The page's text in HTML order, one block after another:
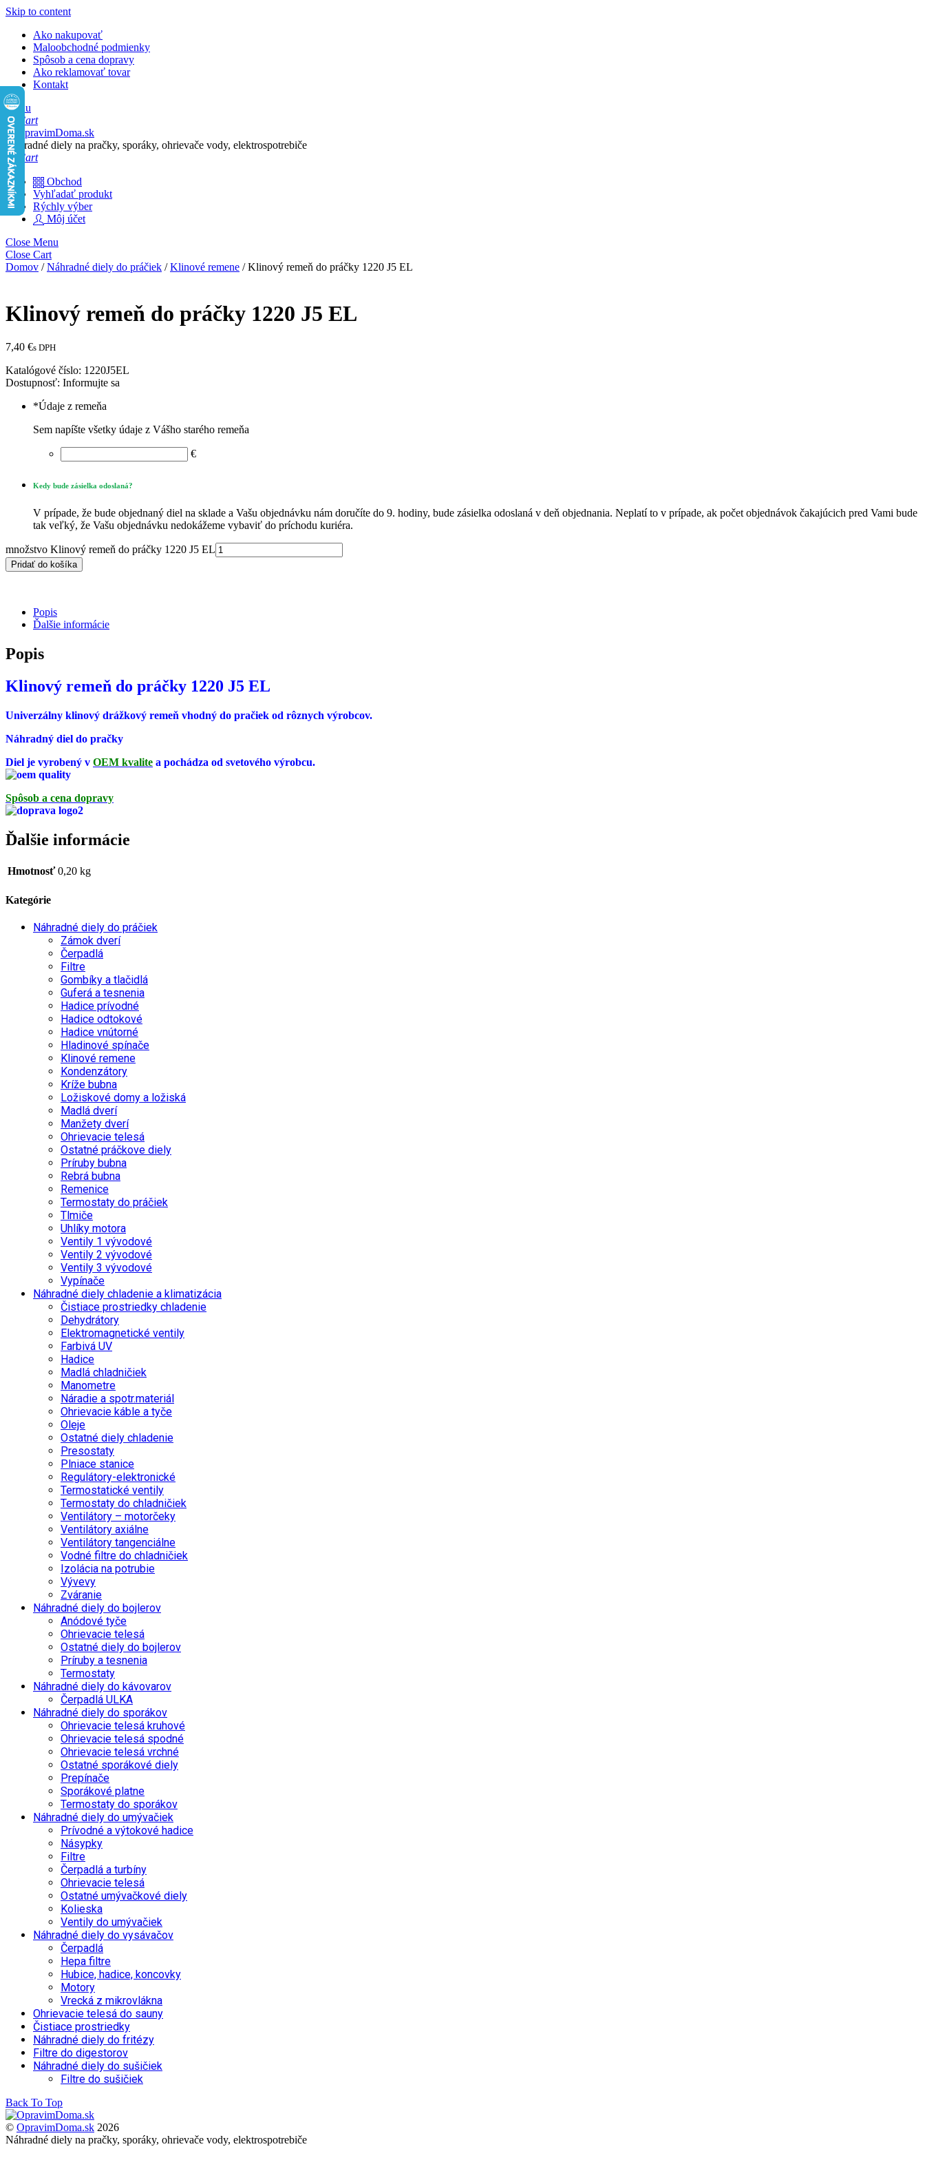
Skip to content
Ako nakupovať
Maloobchodné podmienky
Spôsob a cena dopravy
Ako reklamovať tovar
Kontakt
Menu
Cart
Náhradné diely na pračky, sporáky, ohrievače vody, elektrospotrebiče
Cart
Obchod
Vyhľadať produkt
Rýchly výber
Môj účet
Close Menu
Close Cart
Domov /Náhradné diely do práčiek /Klinové remene / Klinový remeň do práčky 1220 J5 EL
Klinový remeň do práčky 1220 J5 EL
7,40 €s DPH
Katalógové číslo: 1220J5EL
Dostupnosť: Informujte sa
*Údaje z remeňa
Sem napíšte všetky údaje z Vášho starého remeňa
€
Kedy bude zásielka odoslaná?
V prípade, že bude objednaný diel na sklade a Vašu objednávku nám doručíte do 9. hodiny, bude zásielka odoslaná v deň objednania. Neplatí to v prípade, ak počet objednávok čakajúcich pred Vami bude
tak veľký, že Vašu objednávku nedokážeme vybaviť do príchodu kuriéra.
množstvo Klinový remeň do práčky 1220 J5 EL
Pridať do košíka
Popis
Ďalšie informácie
Popis
Klinový remeň do práčky 1220 J5 EL
Univerzálny klinový drážkový remeň vhodný do pračiek od rôznych výrobcov.
Náhradný diel do pračky
Diel je vyrobený v OEM kvalite a pochádza od svetového výrobcu.
Spôsob a cena dopravy
Ďalšie informácie
Hmotnosť 0,20 kg
Kategórie
Náhradné diely do práčiek
Zámok dverí
Čerpadlá
Filtre
Gombíky a tlačidlá
Guferá a tesnenia
Hadice prívodné
Hadice odtokové
Hadice vnútorné
Hladinové spínače
Klinové remene
Kondenzátory
Kríže bubna
Ložiskové domy a ložiská
Madlá dverí
Manžety dverí
Ohrievacie telesá
Ostatné práčkove diely
Príruby bubna
Rebrá bubna
Remenice
Termostaty do práčiek
Tlmiče
Uhlíky motora
Ventily 1 vývodové
Ventily 2 vývodové
Ventily 3 vývodové
Vypínače
Náhradné diely chladenie a klimatizácia
Čistiace prostriedky chladenie
Dehydrátory
Elektromagnetické ventily
Farbivá UV
Hadice
Madlá chladničiek
Manometre
Náradie a spotr.materiál
Ohrievacie káble a tyče
Oleje
Ostatné diely chladenie
Presostaty
Plniace stanice
Regulátory-elektronické
Termostatické ventily
Termostaty do chladničiek
Ventilátory – motorčeky
Ventilátory axiálne
Ventilátory tangenciálne
Vodné filtre do chladničiek
Izolácia na potrubie
Vývevy
Zváranie
Náhradné diely do bojlerov
Anódové tyče
Ohrievacie telesá
Ostatné diely do bojlerov
Príruby a tesnenia
Termostaty
Náhradné diely do kávovarov
Čerpadlá ULKA
Náhradné diely do sporákov
Ohrievacie telesá kruhové
Ohrievacie telesá spodné
Ohrievacie telesá vrchné
Ostatné sporákové diely
Prepínače
Sporákové platne
Termostaty do sporákov
Náhradné diely do umývačiek
Prívodné a výtokové hadice
Násypky
Filtre
Čerpadlá a turbíny
Ohrievacie telesá
Ostatné umývačkové diely
Kolieska
Ventily do umývačiek
Náhradné diely do vysávačov
Čerpadlá
Hepa filtre
Hubice, hadice, koncovky
Motory
Vrecká z mikrovlákna
Ohrievacie telesá do sauny
Čistiace prostriedky
Náhradné diely do fritézy
Filtre do digestorov
Náhradné diely do sušičiek
Filtre do sušičiek
Back To Top
© OpravimDoma.sk 2026
Náhradné diely na pračky, sporáky, ohrievače vody, elektrospotrebiče